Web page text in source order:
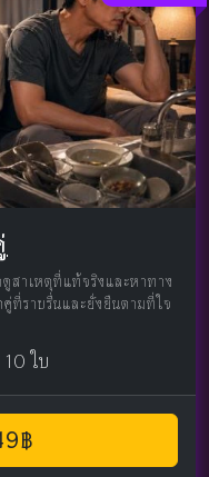
สาเหตุที่แท้จริงและหาทาง
ที่ราบรื่นและยั่งยืนตามที่ใจ
ใบ
฿